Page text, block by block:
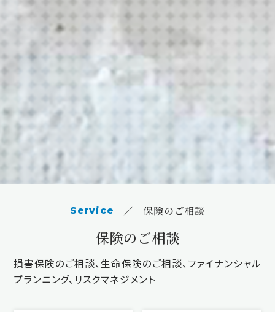
Service 保険のご相談
保険のご相談
損害保険のご相談、生命保険のご相談、ファイナンシャル
プランニング、リスクマネジメント